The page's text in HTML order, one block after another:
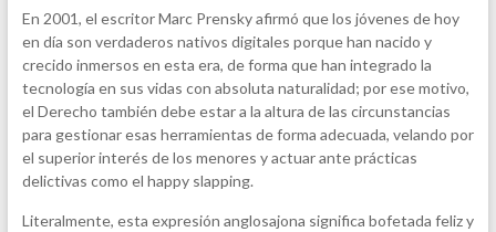
c
e
b
o
o
k
En 2001, el escritor Marc Prensky afirmó que los jóvenes de hoy
en día son verdaderos nativos digitales porque han nacido y
crecido inmersos en esta era, de forma que han integrado la
tecnología en sus vidas con absoluta naturalidad; por ese motivo,
el Derecho también debe estar a la altura de las circunstancias
para gestionar esas herramientas de forma adecuada, velando por
el superior interés de los menores y actuar ante prácticas
delictivas como el happy slapping.
Literalmente, esta expresión anglosajona significa bofetada feliz y